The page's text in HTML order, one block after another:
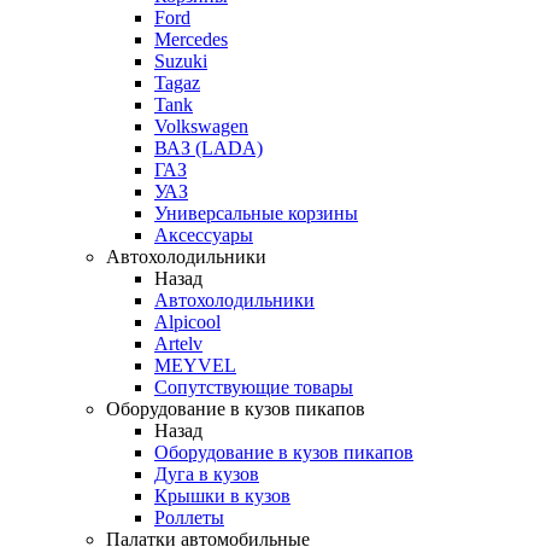
Ford
Mercedes
Suzuki
Tagaz
Tank
Volkswagen
ВАЗ (LADA)
ГАЗ
УАЗ
Универсальные корзины
Аксессуары
Автохолодильники
Назад
Автохолодильники
Alpicool
Artelv
MEYVEL
Сопутствующие товары
Оборудование в кузов пикапов
Назад
Оборудование в кузов пикапов
Дуга в кузов
Крышки в кузов
Роллеты
Палатки автомобильные